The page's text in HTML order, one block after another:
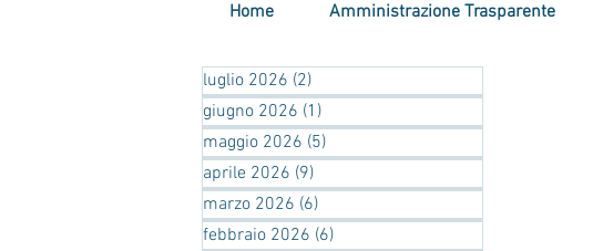
Home Amministrazione Trasparente
luglio 2026 (2)
giugno 2026 (1)
maggio 2026 (5)
aprile 2026 (9)
marzo 2026 (6)
febbraio 2026 (6)